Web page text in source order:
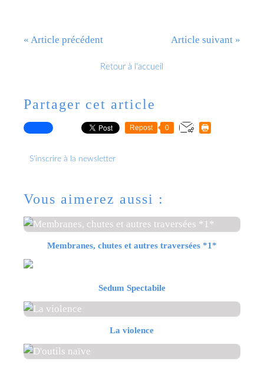
« Article précédent Article suivant »
Retour à l'accueil
Partager cet article
Repost 0
S'inscrire à la newsletter
Vous aimerez aussi :
Membranes, chutes et autres traversées *1*
Sedum Spectabile
La violence